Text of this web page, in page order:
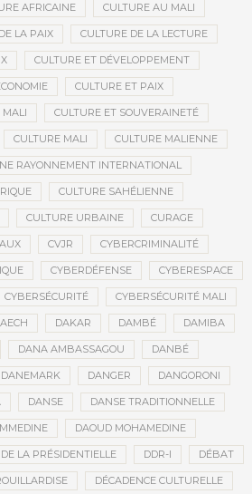
AFRICAINE CULTURE AU MALI
LA PAIX CULTURE DE LA LECTURE
CULTURE ET DÉVELOPPEMENT
CULTURE ET PAIX
MALI CULTURE ET SOUVERAINETÉ
CULTURE MALI CULTURE MALIENNE
RAYONNEMENT INTERNATIONAL
CULTURE SAHÉLIENNE
CULTURE URBAINE CURAGE
CVJR CYBERCRIMINALITÉ
CYBERDÉFENSE CYBERESPACE
CYBERSÉCURITÉ CYBERSÉCURITÉ MALI
DAKAR DAMBÉ DAMIBA
DANA AMBASSAGOU DANBÉ
DANEMARK DANGER DANGORONI
DANSE DANSE TRADITIONNELLE
DAOUD MOHAMEDINE
LA PRÉSIDENTIELLE DDR-I DÉBAT
DÉCADENCE CULTURELLE